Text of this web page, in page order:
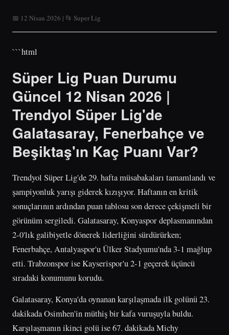
📅 12 Nisan 2026 | 📂 Super Lig
```html
Süper Lig Puan Durumu
Güncel 12 Nisan 2026 |
Trendyol Süper Lig'de
Galatasaray, Fenerbahçe ve
Beşiktaş'ın Kaç Puanı Var?
Trendyol Süper Lig'de 29. hafta müsabakaları tamamlandı ve
şampiyonluk yarışı giderek kızışıyor. Haftanın en kritik
sonuçlarının ardından puan tablosu son derece çekişmeli bir
görünüm sergiledi. Galatasaray, Konyaspor deplasmanından
2-0'lık galibiyetle dönerek liderliğini sürdürürken;
Fenerbahçe, Antalyaspor'u Ülker Stadyumu'nda 3-1 mağlup
etti. Trabzonspor ise Kayserispor'u 2-1 geçerek üçüncü
sıradaki konumunu korudu.
Galatasaray, Konya'da oynanan karşılaşmada ilk golünü 23.
dakikada Osimhen'in müthiş bir kafa vuruşuyla buldu.
Karşılaşmanın ikinci golü ise 67. dakikada Michy